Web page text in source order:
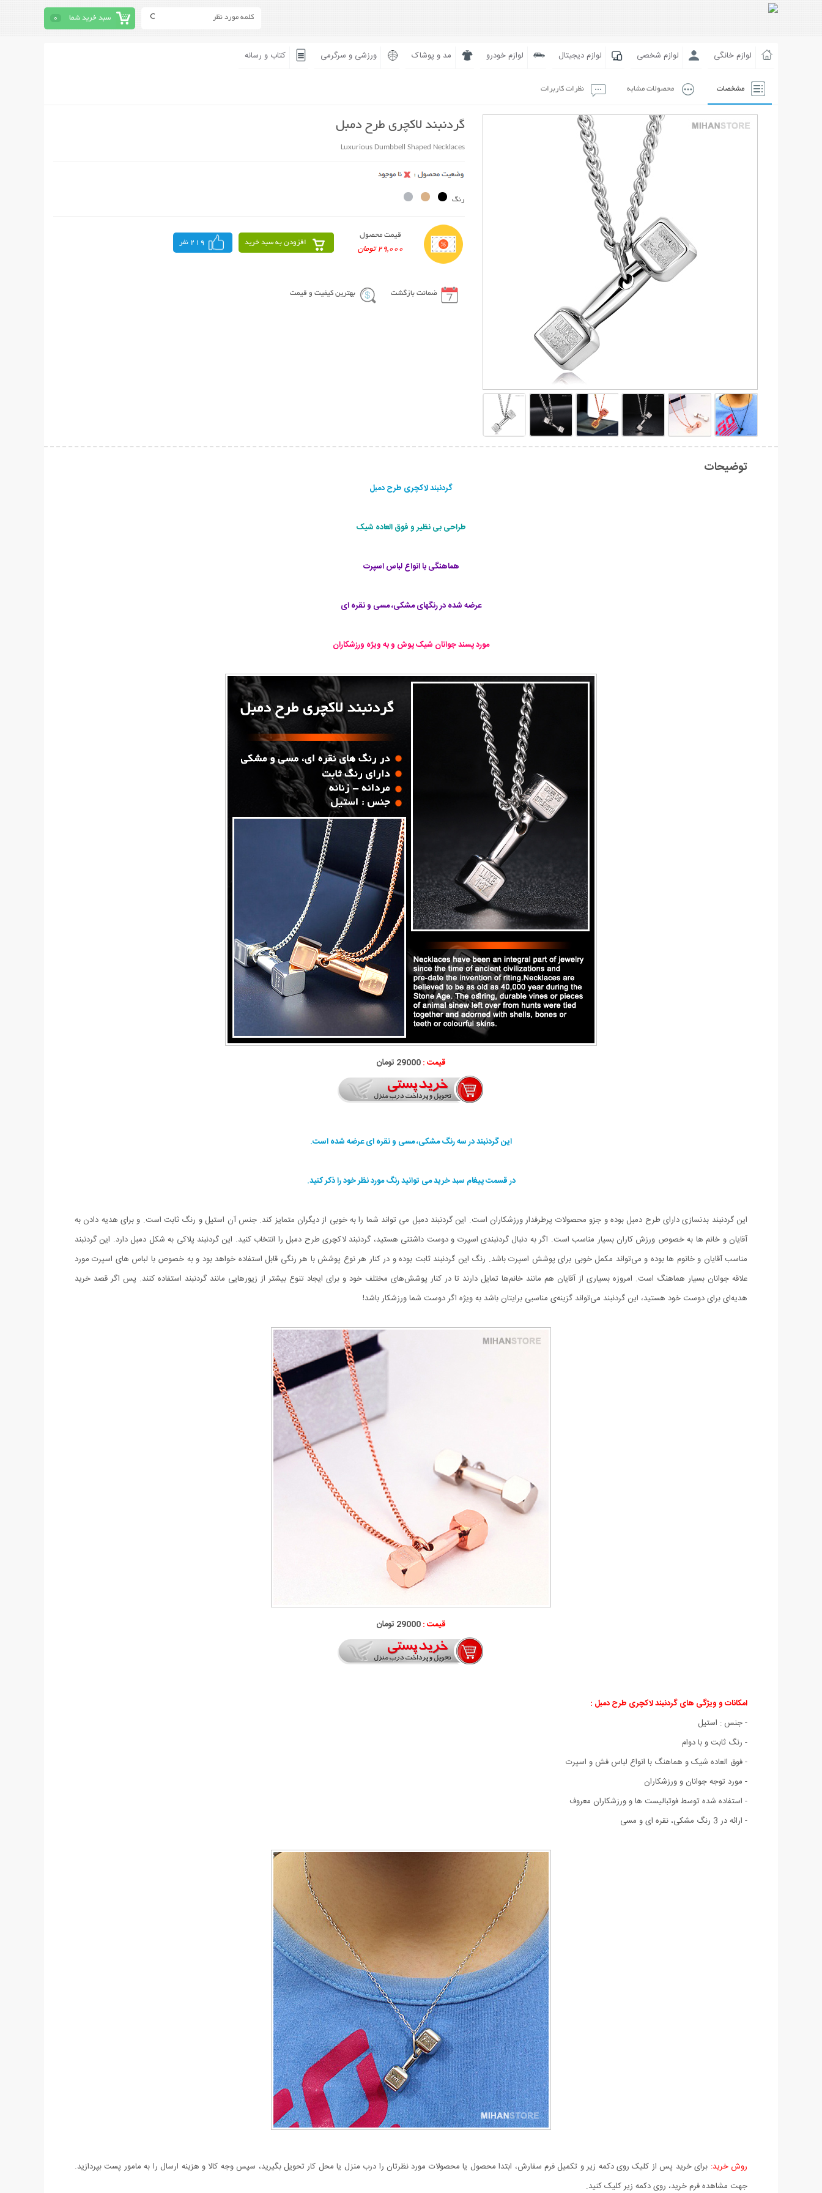
سبد خرید شما 0
لوازم خانگی لوازم شخصی لوازم دیجیتال لوازم خودرو مد و پوشاک ورزشی و سرگرمی کتاب و رسانه
مشخصات محصولات مشابه نظرات کاربرات
گردنبند لاکچری طرح دمبل
Luxurious Dumbbell Shaped Necklaces
رنگ
قیمت محصول
29,000 تومان
افزودن به سبد خرید 219 نفر
ضمانت بازگشت بهترین کیفیت و قیمت
توضیحات
گردنبند لاکچری طرح دمبل
طراحی بی نظیر و فوق العاده شیک
هماهنگی با انواع لباس اسپرت
عرضه شده در رنگهای مشکی، مسی و نقره ای
مورد پسند جوانان شیک پوش و به ویژه ورزشکاران
قیمت :29000 تومان
این گردنبند در سه رنگ مشکی، مسی و نقره ای عرضه شده است.
در قسمت پیغام سبد خرید می توانید رنگ مورد نظر خود را ذکر کنید.
این گردنبند بدنسازی دارای طرح دمبل بوده و جزو محصولات پرطرفدار ورزشکاران است. این گردنبند دمبل می تواند شما را به خوبی از دیگران متمایز کند. جنس آن استیل و رنگ ثابت است. و برای هدیه دادن به
آقایان و خانم ها به خصوص ورزش کاران بسیار مناسب است. اگر به دنبال گردنبندی اسپرت و دوست داشتنی هستید، گردنبند لاکچری طرح دمبل را انتخاب کنید. این گردنبند پلاکی به شکل دمبل دارد. این گردنبند
مناسب آقایان و خانوم ها بوده و می‌تواند مکمل خوبی برای پوشش اسپرت باشد. رنگ این گردنبند ثابت بوده و در کنار هر نوع پوشش با هر رنگی قابل استفاده خواهد بود و به خصوص با لباس های اسپرت مورد
علاقه جوانان بسیار هماهنگ است. امروزه بسیاری از آقایان هم مانند خانم‌ها تمایل دارند تا در کنار پوشش‌های مختلف خود و برای ایجاد تنوع بیشتر از زیورهایی مانند گردنبند استفاده کنند. پس اگر قصد خرید
هدیه‌ای برای دوست خود هستید، این گردنبند می‌تواند گزینه‌ی مناسبی برایتان باشد به ویژه اگر دوست شما ورزشکار باشد!
قیمت :29000 تومان
امکانات و ویژگی های گردنبند لاکچری طرح دمبل :
- جنس : استیل
- رنگ ثابت و با دوام
- فوق العاده شیک و هماهنگ با انواع لباس فش و اسپرت
- مورد توجه جوانان و ورزشکاران
- استفاده شده توسط فوتبالیست ها و ورزشکاران معروف
- ارائه در 3 رنگ مشکی، نقره ای و مسی
روش خرید: برای خرید پس از کلیک روی دکمه زیر و تکمیل فرم سفارش، ابتدا محصول یا محصولات مورد نظرتان را درب منزل یا محل کار تحویل بگیرید، سپس وجه کالا و هزینه ارسال را به مامور پست بپردازید.
جهت مشاهده فرم خرید، روی دکمه زیر کلیک کنید.